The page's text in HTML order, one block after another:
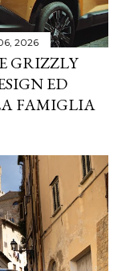
2026
GRIZZLY
ED
FAMIGLIA